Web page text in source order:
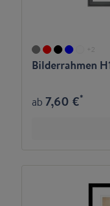
+2
Bilderrahmen
ab 7,60 €*